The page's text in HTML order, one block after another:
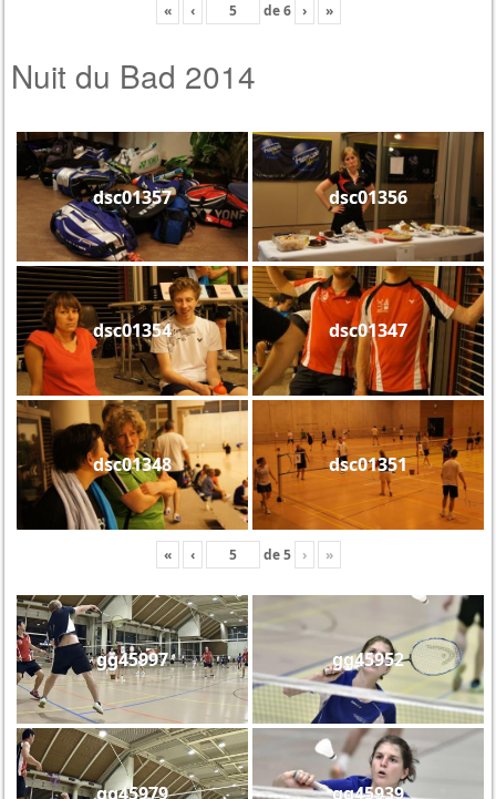
« ‹ de6 › »
Nuit du Bad 2014
dsc01357 dsc01356
dsc01354 dsc01347
dsc01348 dsc01351
« ‹ de5 › »
gg45997 gg45952
gg45979 gg45939